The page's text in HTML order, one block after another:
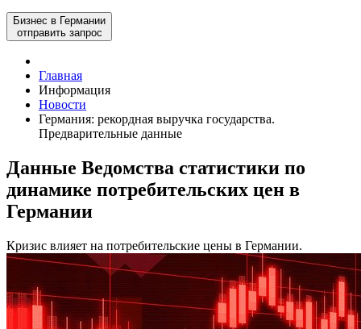
Бизнес в Германии
отправить запрос
Главная
Информация
Новости
Германия: рекордная выручка государства.
Предварительные данные
Данные Ведомства статистики по
динамике потребительских цен в
Германии
Кризис влияет на потребительские цены в Германии.